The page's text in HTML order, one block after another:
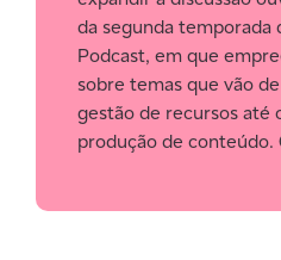
da segunda temporada
Podcast, em que
sobre temas que vão
gestão de recursos até
produção de conteúdo.